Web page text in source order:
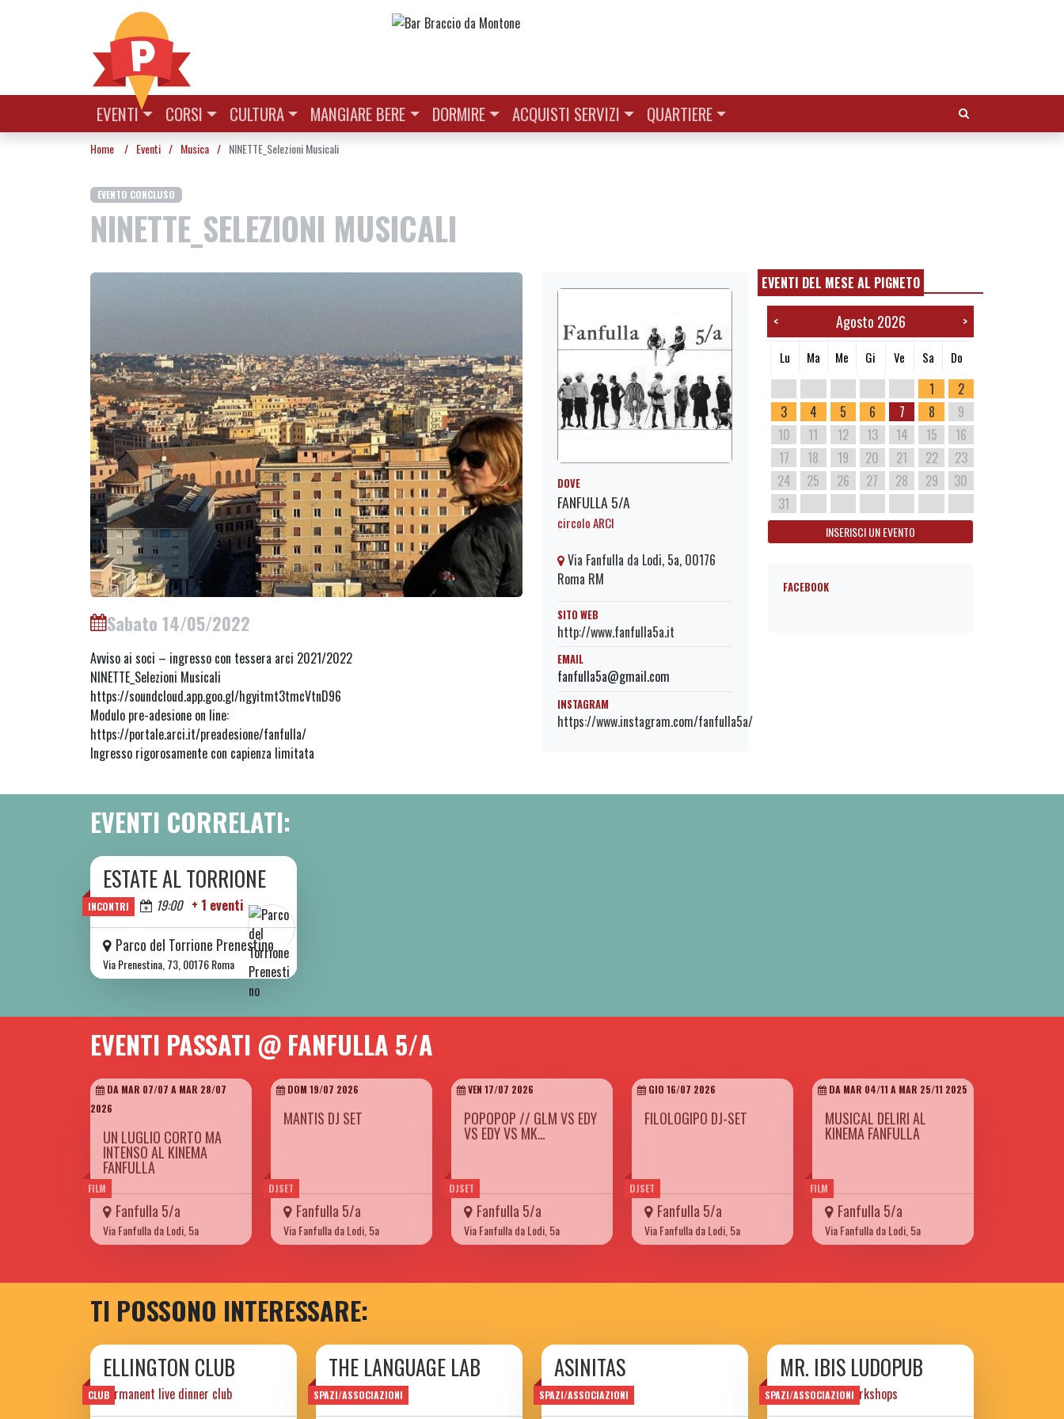
EVENTI CORSI CULTURA MANGIARE BERE DORMIRE ACQUISTI SERVIZI QUARTIERE Cerca:
Home / Eventi / Musica / NINETTE_Selezioni Musicali
EVENTO CONCLUSO
NINETTE_SELEZIONI MUSICALI
Sabato 14/05/2022
Avviso ai soci – ingresso con tessera arci 2021/2022
NINETTE_Selezioni Musicali
https://soundcloud.app.goo.gl/hgyitmt3tmcVtnD96
Modulo pre-adesione on line:
https://portale.arci.it/preadesione/fanfulla/
Ingresso rigorosamente con capienza limitata
DOVE
FANFULLA 5/A
circolo ARCI
Via Fanfulla da Lodi, 5a, 00176
Roma RM
SITO WEB
http://www.fanfulla5a.it
EMAIL
fanfulla5a@gmail.com
INSTAGRAM
https://www.instagram.com/fanfulla5a/
EVENTI DEL MESE AL PIGNETO
< Agosto 2026 >
Lu Ma Me Gi Ve Sa Do
1
2
3
4 5 6 7 8
9
10
11 12 13 14 15
16
17
18 19 20 21 22
23
24
25 26 27 28 29
30
31
INSERISCI UN EVENTO
FACEBOOK
EVENTI CORRELATI:
INCONTRI
DA SAB 06/06 A SAB 08/08 2026
ESTATE AL TORRIONE
Oggi 19:00 + 1 eventi
Parco del Torrione Prenestino
Via Prenestina, 73, 00176 Roma
EVENTI PASSATI @ FANFULLA 5/A
FILM
DA MAR 07/07 A MAR 28/07
2026
UN LUGLIO CORTO MA
INTENSO AL KINEMA
FANFULLA
Fanfulla 5/a
Via Fanfulla da Lodi, 5a
DJSET
DOM 19/07 2026
MANTIS DJ SET
Fanfulla 5/a
Via Fanfulla da Lodi, 5a
DJSET
VEN 17/07 2026
POPOPOP // GLM VS EDY
VS EDY VS MK…
Fanfulla 5/a
Via Fanfulla da Lodi, 5a
DJSET
GIO 16/07 2026
FILOLOGIPO DJ-SET
Fanfulla 5/a
Via Fanfulla da Lodi, 5a
FILM
DA MAR 04/11 A MAR 25/11 2025
MUSICAL DELIRI AL
KINEMA FANFULLA
Fanfulla 5/a
Via Fanfulla da Lodi, 5a
TI POSSONO INTERESSARE:
CLUB
ELLINGTON CLUB
permanent live dinner club SPAZI/ASSOCIAZIONI
THE LANGUAGE LAB
SPAZI/ASSOCIAZIONI
ASINITAS
SPAZI/ASSOCIAZIONI
MR. IBIS LUDOPUB
games books workshops